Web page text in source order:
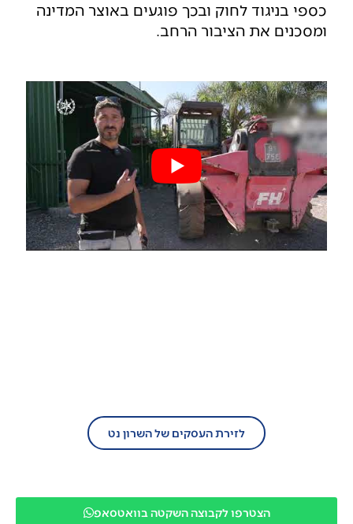
כספי בניגוד לחוק ובכך פוגעים באוצר המדינה
ומסכנים את הציבור הרחב.
לזירת העסקים של השרון נט
הצטרפו לקבוצה השקטה בוואטסאפ